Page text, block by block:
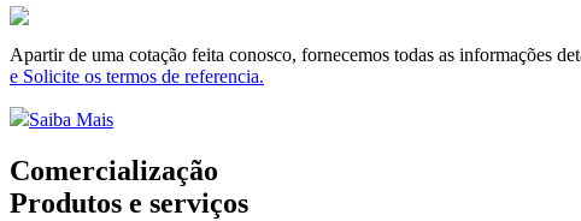
Apartir de uma cotação feita conosco, fornecemos todas as informações
e Solicite os termos de referencia.
Saiba Mais
Comercialização
Produtos e serviços